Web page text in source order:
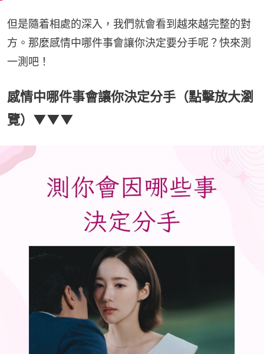
但是隨着相處的深入，我們就會看到越來越完整的對
方。那麼感情中哪件事會讓你決定要分手呢？快來測
一測吧！
感情中哪件事會讓你決定分手（點擊放大瀏
覽）▼▼▼